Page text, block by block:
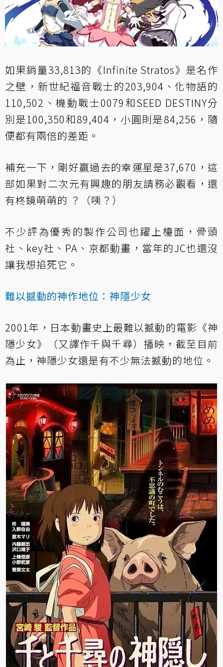
如果銷量33,813的《Infinite Stratos》是名作
之壁，新世紀福音戰士的203,904、化物語的
110,502、機動戰士0079和SEED DESTINY分
別是100,350和89,404，小圓則是84,256，隨
便都有兩倍的差距。
補充一下，剛好贏過去的幸運星是37,670，這
部如果對二次元有興趣的朋友請務必觀看，還
有柊鏡萌萌的 ？（咦？）
不少評為優秀的製作公司也躍上檯面，骨頭
社、key社、PA、京都動畫，當年的JC也還沒
讓我想掐死它。
難以撼動的神作地位：神隱少女
2001年，日本動畫史上最難以撼動的電影《神
隱少女》（又譯作千與千尋）播映，截至目前
為止，神隱少女還是有不少無法撼動的地位。